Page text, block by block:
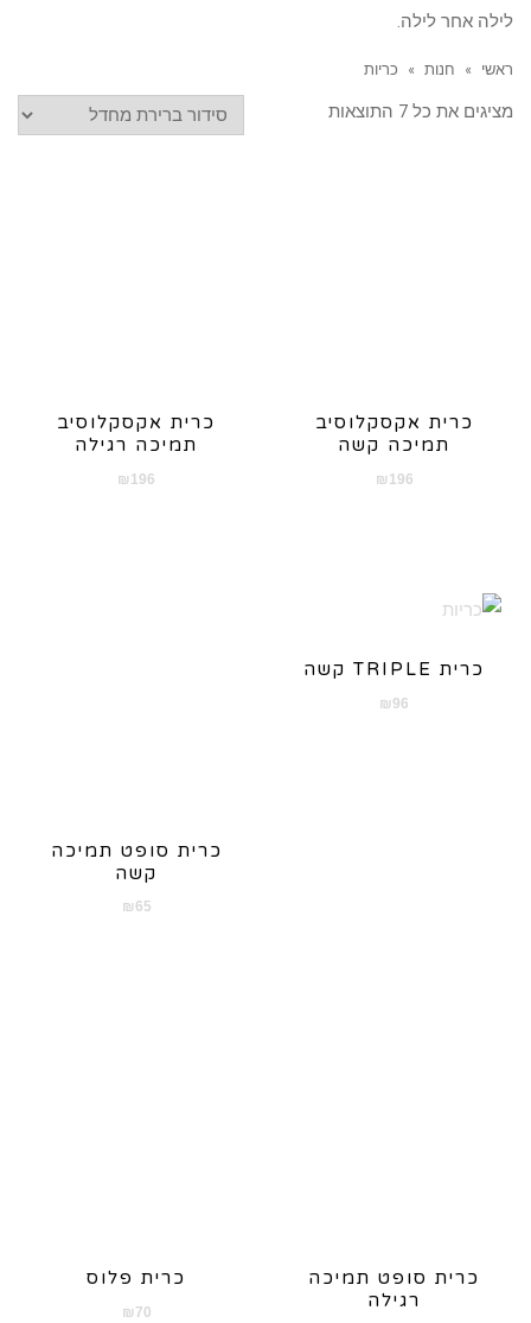
לילה אחר לילה.
ראשי » חנות » כריות
מציגים את כל ⁦7⁩ התוצאות
כרית אקסקלוסיב
תמיכה קשה
₪ 196
כרית אקסקלוסיב
תמיכה רגילה
₪ 196
כרית TRIPLE קשה
₪ 96
כרית סופט תמיכה
קשה
₪ 65
כרית סופט תמיכה
רגילה
כרית פלוס
₪ 70